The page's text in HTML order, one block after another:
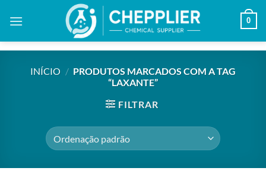
0
INÍCIO / PRODUTOS MARCADOS COM A TAG
“LAXANTE”
FILTRAR